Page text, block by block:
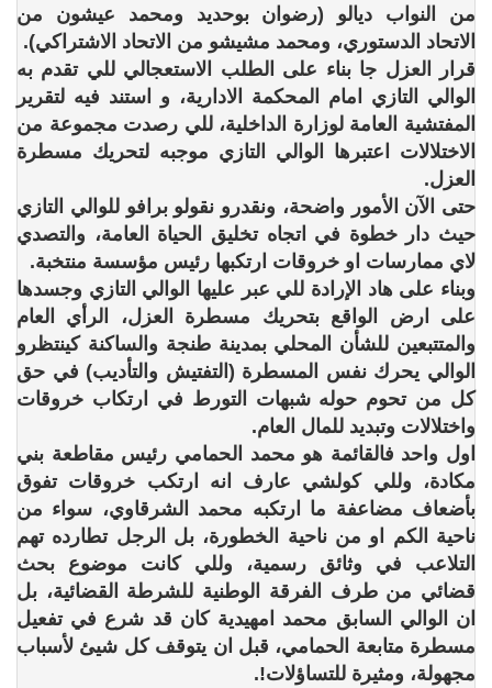
من النواب ديالو (رضوان بوحديد ومحمد عيشون من
الاتحاد الدستوري، ومحمد مشيشو من الاتحاد الاشتراكي).
قرار العزل جا بناء على الطلب الاستعجالي للي تقدم به
الوالي التازي امام المحكمة الادارية، و استند فيه لتقرير
المفتشية العامة لوزارة الداخلية، للي رصدت مجموعة من
الاختلالات اعتبرها الوالي التازي موجبه لتحريك مسطرة
العزل.
حتى الآن الأمور واضحة، ونقدرو نقولو برافو للوالي التازي
حيث دار خطوة في اتجاه تخليق الحياة العامة، والتصدي
لاي ممارسات او خروقات ارتكبها رئيس مؤسسة منتخبة.
وبناء على هاد الإرادة للي عبر عليها الوالي التازي وجسدها
على ارض الواقع بتحريك مسطرة العزل، الرأي العام
والمتتبعين للشأن المحلي بمدينة طنجة والساكنة كينتظرو
الوالي يحرك نفس المسطرة (التفتيش والتأديب) في حق
كل من تحوم حوله شبهات التورط في ارتكاب خروقات
واختلالات وتبديد للمال العام.
اول واحد فالقائمة هو محمد الحمامي رئيس مقاطعة بني
مكادة، وللي كولشي عارف انه ارتكب خروقات تفوق
بأضعاف مضاعفة ما ارتكبه محمد الشرقاوي، سواء من
ناحية الكم او من ناحية الخطورة، بل الرجل تطارده تهم
التلاعب في وثائق رسمية، وللي كانت موضوع بحث
قضائي من طرف الفرقة الوطنية للشرطة القضائية، بل
ان الوالي السابق محمد امهيدية كان قد شرع في تفعيل
مسطرة متابعة الحمامي، قبل ان يتوقف كل شيئ لأسباب
مجهولة، ومثيرة للتساؤلات!.